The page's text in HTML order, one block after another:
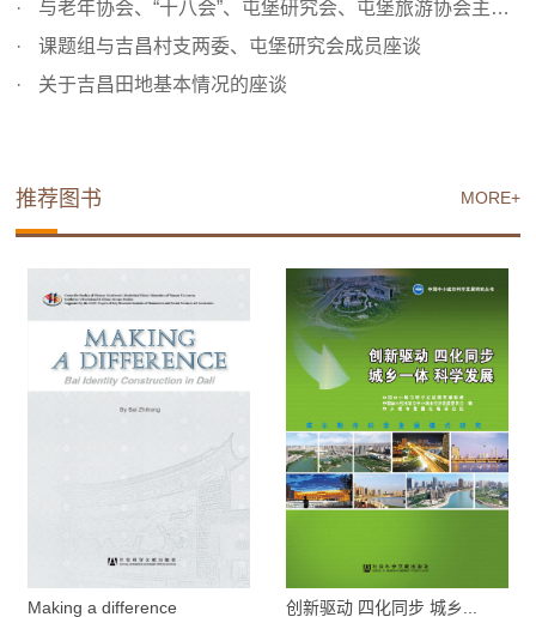
与老年协会、“十八会”、屯堡研究会、屯堡旅游协会主要成...
课题组与吉昌村支两委、屯堡研究会成员座谈
关于吉昌田地基本情况的座谈
MORE+
推荐图书
Making a difference 创新驱动 四化同步 城乡...